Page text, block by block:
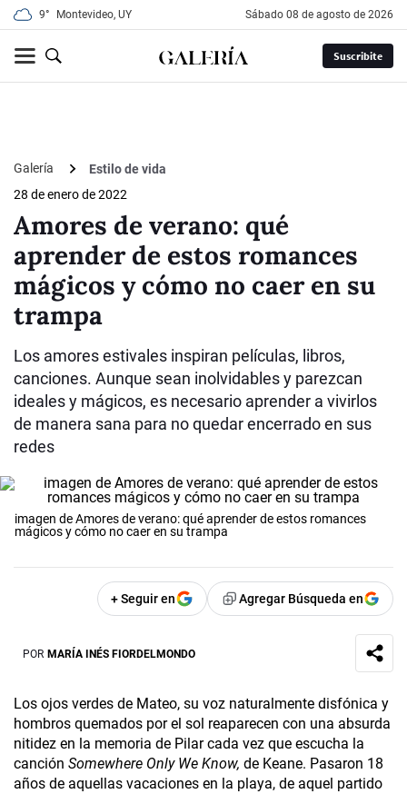
9° Montevideo, UY sábado 08 de agosto de 2026
Suscribite
Galería
Estilo de vida
28 de enero de 2022
Amores de verano: qué
aprender de estos romances
mágicos y cómo no caer en su
trampa
Los amores estivales inspiran películas, libros,
canciones. Aunque sean inolvidables y parezcan
ideales y mágicos, es necesario aprender a vivirlos
de manera sana para no quedar encerrado en sus
redes
imagen de Amores de verano: qué aprender de estos romances
mágicos y cómo no caer en su trampa
+ Seguir en Agregar Búsqueda en
POR MARÍA INÉS FIORDELMONDO
Los ojos verdes de Mateo, su voz naturalmente disfónica y
hombros quemados por el sol reaparecen con una absurda
nitidez en la memoria de Pilar cada vez que escucha la
canción Somewhere Only We Know, de Keane. Pasaron 18
años de aquellas vacaciones en la playa, de aquel partido